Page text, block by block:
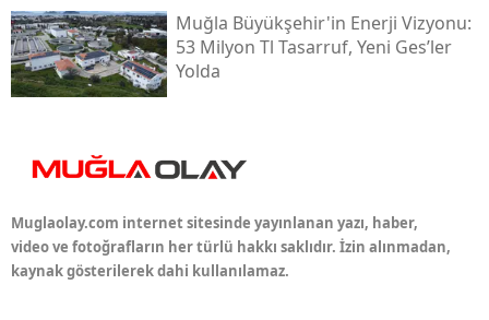
Muğla Büyükşehir'in Enerji Vizyonu:
53 Milyon Tl Tasarruf, Yeni Ges’ler
Yolda
Muglaolay.com internet sitesinde yayınlanan yazı, haber,
video ve fotoğrafların her türlü hakkı saklıdır. İzin alınmadan,
kaynak gösterilerek dahi kullanılamaz.